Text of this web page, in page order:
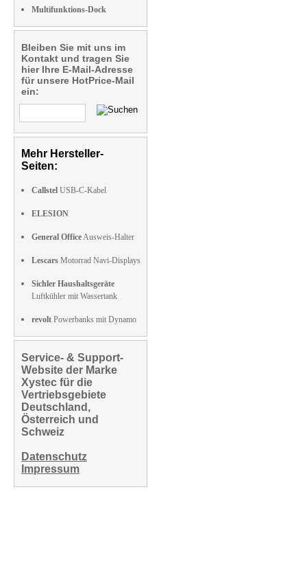
Multifunktions-Dock
Bleiben Sie mit uns im
Kontakt und tragen Sie
hier Ihre E-Mail-Adresse
für unsere HotPrice-Mail
ein:
Mehr Hersteller-
Seiten:
Callstel USB-C-Kabel
ELESION
General OfficeAusweis-Halter
Lescars Motorrad Navi-Displays
Sichler Haushaltsgeräte
Luftkühler mit Wassertank
revolt Powerbanks mit Dynamo
Service- & Support-
Website der Marke
Xystec für die
Vertriebsgebiete
Deutschland,
Österreich und
Schweiz
Datenschutz
Impressum